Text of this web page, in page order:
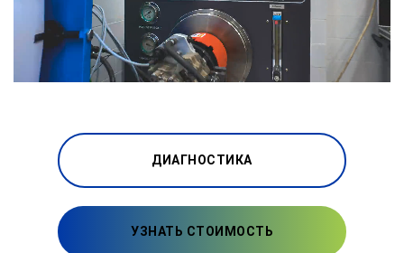
ДИАГНОСТИКА
УЗНАТЬ СТОИМОСТЬ